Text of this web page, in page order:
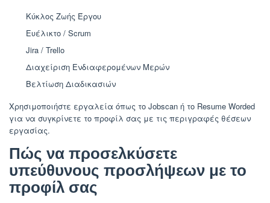
Κύκλος Ζωής Έργου
Ευέλικτο / Scrum
Jira / Trello
Διαχείριση Ενδιαφερομένων Μερών
Βελτίωση Διαδικασιών
Χρησιμοποιήστε εργαλεία όπως το Jobscan ή το Resume Worded
για να συγκρίνετε το προφίλ σας με τις περιγραφές θέσεων
εργασίας.
Πώς να προσελκύσετε
υπεύθυνους προσλήψεων με το
προφίλ σας